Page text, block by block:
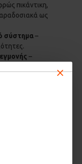
πικάντικη,
ως
σύστημα–
–